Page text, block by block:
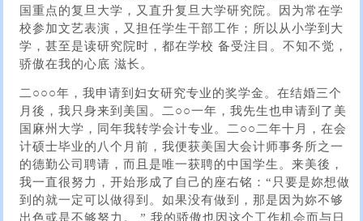
国重点的复旦大学，又直升复旦大学研究院。因为常在学
校参加文艺表演，又担任学生干部工作；所以从小学到大
学，甚至是读研究院时，都在学校 备受注目。不知不觉，
骄傲在我的心底 滋长。
二○○○年，我申请到妇女研究专业的奖学金。在结婚三个
月後，我只身来到美国。二○○一年，我先生也申请到了美
国麻州大学，同年我转学会计专业。二○○二年十月，在会
计硕士毕业的八个月前，我便获美国大会计师事务所之一
的德勤公司聘请，而且是唯一获聘的中国学生。来美後，
我一直很努力，开始形成了自己的座右铭：“只要是妳想做
到的就一定可以做得到。如果没有做到，那是因为妳不够
出色或是不够努力。 ” 我的骄傲也因这个工作机会而与日